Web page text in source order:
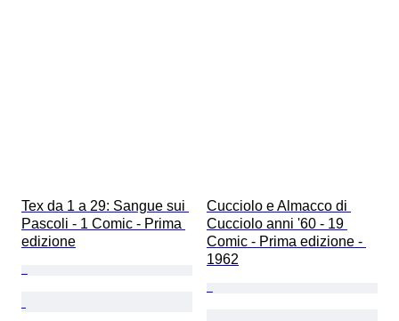
Tex da 1 a 29: Sangue sui
Pascoli - 1 Comic - Prima
edizione
Cucciolo e Almacco di
Cucciolo anni '60 - 19
Comic - Prima edizione -
1962